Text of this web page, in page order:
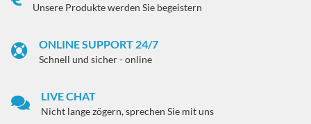
Unsere Produkte werden Sie begeistern
ONLINE SUPPORT 24/7
Schnell und sicher - online
LIVE CHAT
Nicht lange zögern, sprechen Sie mit uns